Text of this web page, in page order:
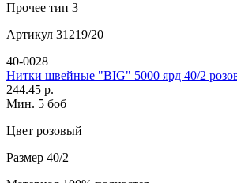
Прочее тип 3
Артикул 31219/20
40-0028
Нитки швейные "BIG" 5000 ярд 40/2
244.45 р.
Мин. 5 боб
Цвет розовый
Размер 40/2